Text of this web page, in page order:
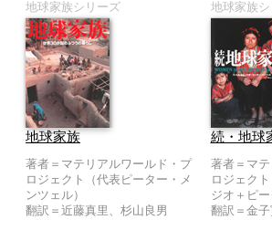
地球家族シリーズ
地球家族
著者＝マテリアルワールド・プ
ロジェクト（代表ピーター・メ
ンツェル）
翻訳＝近藤真里、杉山良男
地球家族
続・地球
著者＝マ
ロジェク
ジオ＋ピー
翻訳＝金子